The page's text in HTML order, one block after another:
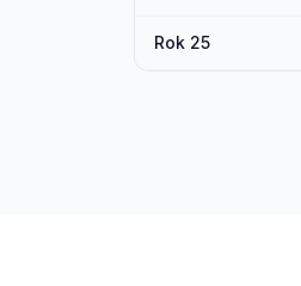
Rok 25